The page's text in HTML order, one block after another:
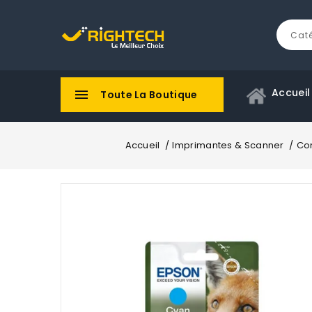
 Toute La Boutique Accueil
Accueil Imprimantes & Scanner